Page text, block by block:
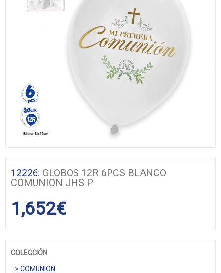
12226: GLOBOS 12R 6PCS BLANCO
COMUNION JHS P
1,652€
COLECCIÓN
> COMUNION